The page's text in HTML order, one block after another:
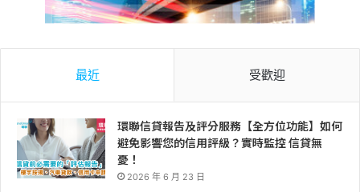
最近 受歡迎
環聯信貸報告及評分服務【全方位功能】如何
避免影響您的信用評級？實時監控 信貸無
憂！
2026 年 6 月 23 日